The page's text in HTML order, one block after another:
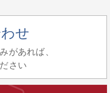
せ
があれば、
さい